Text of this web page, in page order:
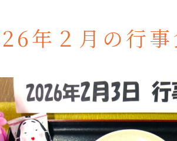
年２月の行